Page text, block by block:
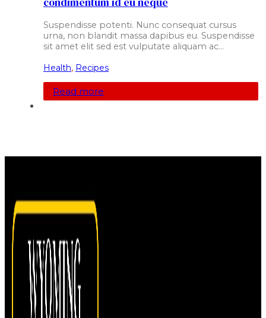
Suspendisse potenti. Nunc consequat cursus
urna, non blandit massa dapibus eu. Suspendisse
sit amet elit sed est vulputate aliquam ac…
Health, Recipes
Read more